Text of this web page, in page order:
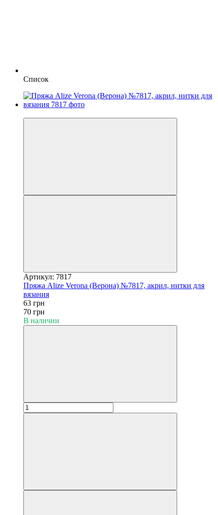
Список
Артикул: 7817
Пряжа Alize Verona (Верона) №7817, акрил, нитки для
вязания
63 грн
70 грн
В наличии